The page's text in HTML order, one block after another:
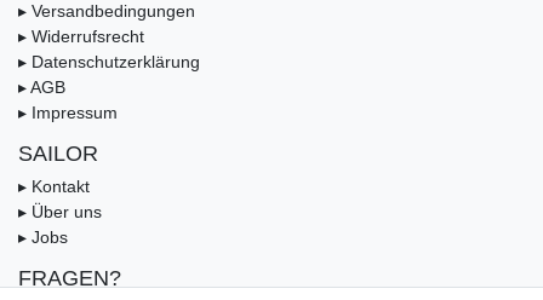
▸ Versandbedingungen
▸ Widerrufsrecht
▸ Datenschutzerklärung
▸ AGB
▸ Impressum
SAILOR
▸ Kontakt
▸ Über uns
▸ Jobs
FRAGEN?